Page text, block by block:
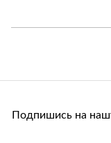
Подпишись на